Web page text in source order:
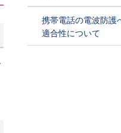
携帯電話の電波防護
適合性について